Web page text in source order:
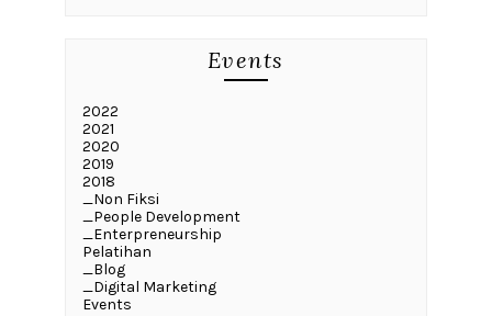
Events
2022
2021
2020
2019
2018
_Non Fiksi
_People Development
_Enterpreneurship
Pelatihan
_Blog
_Digital Marketing
Events